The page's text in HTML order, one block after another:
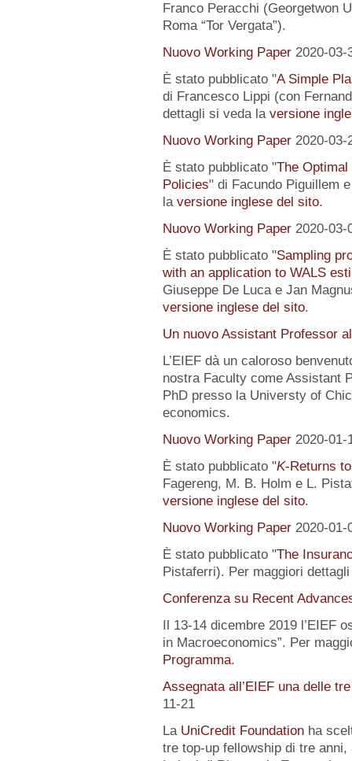
Franco Peracchi (Georgetwon
Roma “Tor Vergata”).
Nuovo Working Paper 2020-03-
È stato pubblicato "A Simple
di Francesco Lippi (con
dettagli si veda la versione
Nuovo Working Paper 2020-03-
È stato pubblicato "The Optimal
Policies" di Facundo Piguillem
la versione inglese del sito.
Nuovo Working Paper 2020-03-
È stato pubblicato "Sampling
with an application to WALS
Giuseppe De Luca e Jan
versione inglese del sito.
Un nuovo Assistant Professor
L’EIEF dà un caloroso
nostra Faculty come Assistant
PhD presso la Universty of
economics.
Nuovo Working Paper 2020-01-
È stato pubblicato "K-Returns
Fagereng, M. B. Holm e L.
versione inglese del sito.
Nuovo Working Paper 2020-01-
È stato pubblicato "The
Pistaferri). Per maggiori
Conferenza su Recent
Il 13-14 dicembre 2019 l’EIEF
in Macroeconomics”. Per
Programma.
Assegnata all’EIEF una delle
11-21
La UniCredit Foundationha
tre top-up fellowship di tre